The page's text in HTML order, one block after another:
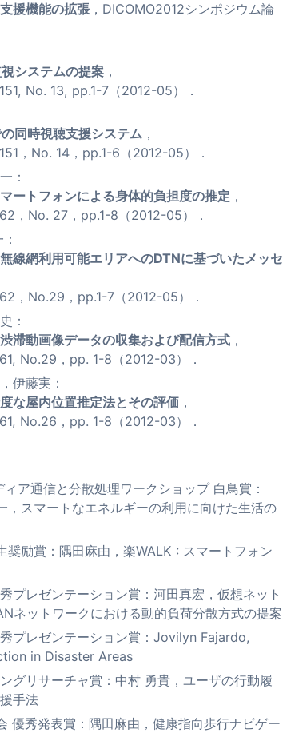
援機能の拡張 ，DICOMO2012シンポジウム論
システムの提案 ，
No. 13, pp.1-7（2012-05）．
同時視聴支援システム ，
，No. 14，pp.1-6（2012-05）．
：
ートフォンによる身体的負担度の推定 ，
，No. 27，pp.1-8（2012-05）．
線網利用可能エリアへのDTNに基づいたメッセ
，No.29，pp.1-7（2012-05）．
：
滞動画像データの収集および配信方式 ，
No.29，pp. 1-8（2012-03）．
伊藤実：
な屋内位置推定法とその評価 ，
No.26，pp. 1-8（2012-03）．
ア通信と分散処理ワークショップ 白鳥賞：
スマートなエネルギーの利用に向けた生活の
励賞：隅田麻由，楽WALK : スマートフォン
プレゼンテーション賞：河田真宏，仮想ネット
ネットワークにおける動的負荷分散方式の提案
プレゼンテーション賞：Jovilyn Fajardo,
in Disaster Areas
グリサーチャ賞：中村 勇貴，ユーザの行動履
手法
秀発表賞：隅田麻由，健康指向歩行ナビゲー